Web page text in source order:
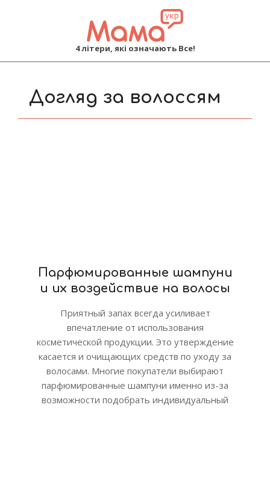
4 літери, які означають Все!
Догляд за волоссям
Парфюмированные шампуни
и их воздействие на волосы
Приятный запах всегда усиливает
впечатление от использования
косметической продукции. Это утверждение
касается и очищающих средств по уходу за
волосами. Многие покупатели выбирают
парфюмированные шампуни именно из-за
возможности подобрать индивидуальный